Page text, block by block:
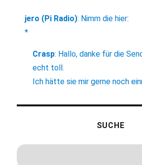
jero (Pi Radio): Nimm die hier:
*
Crasp: Hallo, danke für die
echt toll.
Ich hätte sie mir gerne noch
SUCHE